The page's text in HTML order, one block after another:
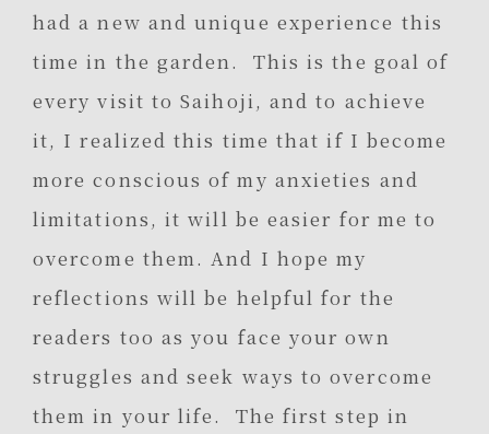
had a new and unique experience this
time in the garden. This is the goal of
every visit to Saihoji, and to achieve
it, I realized this time that if I become
more conscious of my anxieties and
limitations, it will be easier for me to
overcome them. And I hope my
reflections will be helpful for the
readers too as you face your own
struggles and seek ways to overcome
them in your life. The first step in